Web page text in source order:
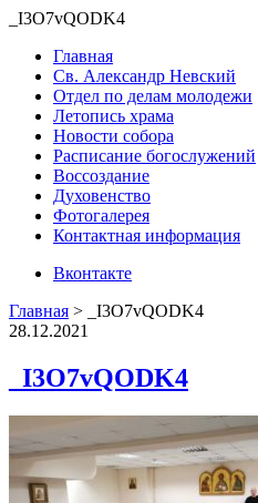
_I3O7vQODK4
Главная
Св. Александр Невский
Отдел по делам молодежи
Летопись храма
Новости собора
Расписание богослужений
Воссоздание
Духовенство
Фотогалерея
Контактная информация
Вконтакте
Главная >
_I3O7vQODK4
28.12.2021
_I3O7vQODK4